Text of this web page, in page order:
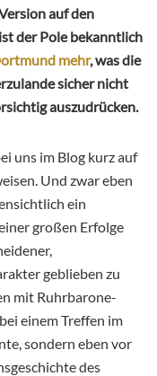
auf den
der Pole bekanntlich
mehr, was die
sicher nicht
auszudrücken.
uns im Blog kurz auf
Und zwar eben
ein
großen Erfolge
geblieben zu
mit Ruhrbarone-
einem Treffen im
sondern eben vor
des